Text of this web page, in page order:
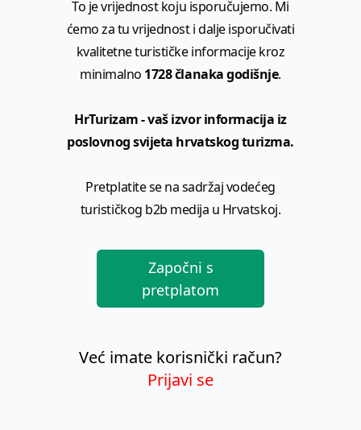
To je vrijednost koju isporučujemo. Mi
ćemo za tu vrijednost i dalje isporučivati
kvalitetne turističke informacije kroz
minimalno 1728 članaka godišnje.
HrTurizam - vaš izvor informacija iz
poslovnog svijeta hrvatskog turizma.
Pretplatite se na sadržaj vodećeg
turističkog b2b medija u Hrvatskoj.
Započni s
pretplatom
Već imate korisnički račun?
Prijavi se